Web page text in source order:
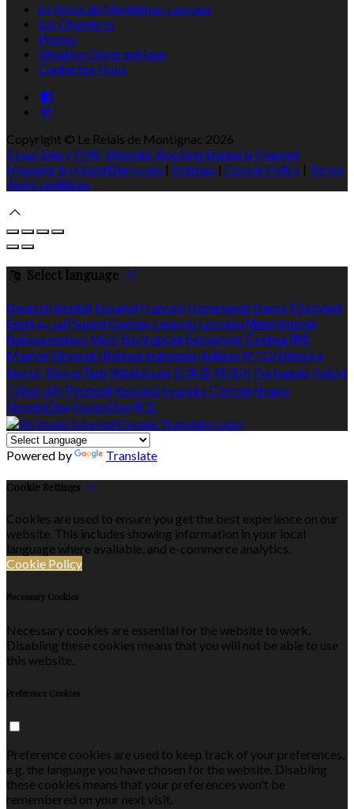
Le Relais de Montignac-Lascaux
Les Chambres
Photos
Situation Géographique
Contactez Nous
Copyright © Le Relais de Montignac 2026
Cloud Diary PMS, Website, Booking Engine & Channel
Manager by GuestDiary.com | Sitemap | Cookie Policy | Terms
And Conditions
Select language
Deutsch English Español Français Nederlands Dansk Ελληνικά
Eesti العربية SuomiGaeilge Lietuvių Latviešu Македонски
Bahasa melayu Malti Български Беларускі Češtinaहिंदी
Magyar Hrvatski Bahasa indonesia Italiano עברית Íslenska
Norsk Türkçeไทย Українська 日本語 한국어 Português Polski
Tiếng việt Русский Română SvenskaСрпски Shqipe
SlovenščinaSlovenčina 中文
Powered by Translate
Cookie Settings
Cookies are used to ensure you get the best experience on our
website. This includes showing information in your local
language where available, and e-commerce analytics.
Cookie Policy
Necessary Cookies
Necessary cookies are essential for the website to work.
Disabling these cookies means that you will not be able to use
this website.
Preference Cookies
Preference cookies are used to keep track of your preferences,
e.g. the language you have chosen for the website. Disabling
these cookies means that your preferences won't be
remembered on your next visit.